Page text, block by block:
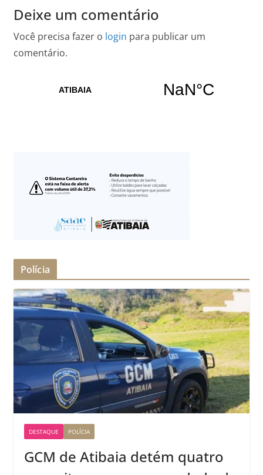
Deixe um comentário
Você precisa fazer o login para publicar um
comentário.
Polícia
DESTAQUE POLÍCIA
GCM de Atibaia detém quatro